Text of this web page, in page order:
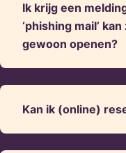
Ik krijg een
‘phishing mail’
gewoon openen?
Kan ik (online)